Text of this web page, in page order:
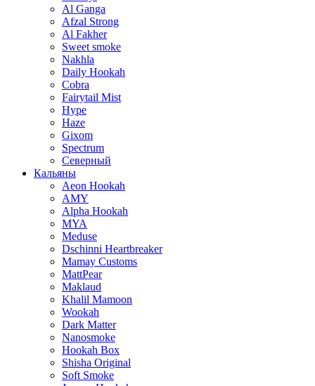
Al Ganga
Afzal Strong
Al Fakher
Sweet smoke
Nakhla
Daily Hookah
Cobra
Fairytail Mist
Hype
Haze
Gixom
Spectrum
Северный
Кальяны
Aeon Hookah
AMY
Alpha Hookah
MYA
Meduse
Dschinni Heartbreaker
Mamay Customs
MattPear
Maklaud
Khalil Mamoon
Wookah
Dark Matter
Nanosmoke
Hookah Box
Shisha Original
Soft Smoke